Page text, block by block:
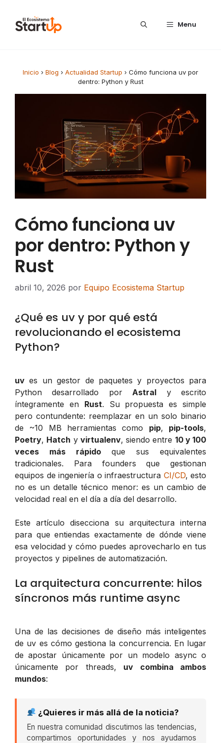
Menu
Inicio › Blog › Actualidad Startup › Cómo funciona uv por
dentro: Python y Rust
Cómo funciona uv
por dentro: Python y
Rust
abril 10, 2026 por Equipo Ecosistema Startup
¿Qué es uv y por qué está
revolucionando el ecosistema
Python?
uv es un gestor de paquetes y proyectos para
Python desarrollado por Astral y escrito
íntegramente en Rust. Su propuesta es simple
pero contundente: reemplazar en un solo binario
de ~10 MB herramientas como pip, pip-tools,
Poetry, Hatch y virtualenv, siendo entre 10 y 100
veces más rápidoque sus equivalentes
tradicionales. Para founders que gestionan
equipos de ingeniería o infraestructura CI/CD, esto
no es un detalle técnico menor: es un cambio de
velocidad real en el día a día del desarrollo.
Este artículo disecciona su arquitectura interna
para que entiendas exactamente de dónde viene
esa velocidad y cómo puedes aprovecharlo en tus
proyectos y pipelines de automatización.
La arquitectura concurrente: hilos
síncronos más runtime async
Una de las decisiones de diseño más inteligentes
de uv es cómo gestiona la concurrencia. En lugar
de apostar únicamente por un modelo async o
únicamente por threads, uv combina ambos
mundos:
¿Quieres ir más allá de la noticia?
En nuestra comunidad discutimos las tendencias,
compartimos oportunidades y nos ayudamos